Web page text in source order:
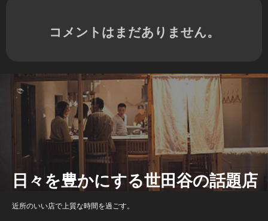
コメントはまだありません。
日々を豊かにする世田谷の話題店
近所のいい店で上質な時間を過ごす。